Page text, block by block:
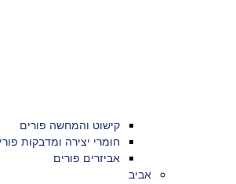
קישוט והמחשה פורים
חומרי יצירה ומדבקות פורים
אביזרים פורים
אביב